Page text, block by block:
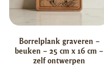
Borrelplank graveren –
beuken – 25 cm x 16 cm –
zelf ontwerpen